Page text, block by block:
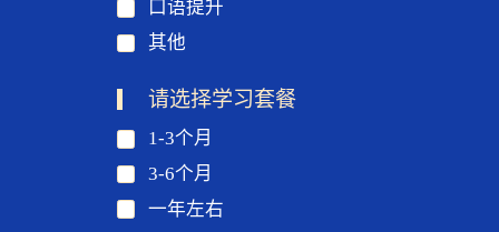
口语提升
其他
请选择学习套餐
1-3个月
3-6个月
一年左右